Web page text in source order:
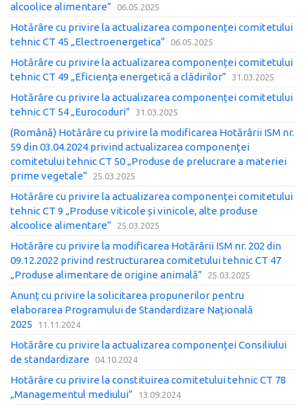
alcoolice alimentare”
06.05.2025
Hotărâre cu privire la actualizarea componenței comitetului
tehnic CT 45 „Electroenergetica”
06.05.2025
Hotărâre cu privire la actualizarea componenței comitetului
tehnic CT 49 „Eficiența energetică a clădirilor”
31.03.2025
Hotărâre cu privire la actualizarea componenței comitetului
tehnic CT 54 „Eurocoduri”
31.03.2025
(Română) Hotărâre cu privire la modificarea Hotărârii ISM nr.
59 din 03.04.2024 privind actualizarea componenței
comitetului tehnic CT 50 „Produse de prelucrare a materiei
prime vegetale”
25.03.2025
Hotărâre cu privire la actualizarea componenței comitetului
tehnic CT 9 „Produse viticole și vinicole, alte produse
alcoolice alimentare”
25.03.2025
Hotărâre cu privire la modificarea Hotărârii ISM nr. 202 din
09.12.2022 privind restructurarea comitetului tehnic CT 47
„Produse alimentare de origine animală”
25.03.2025
Anunț cu privire la solicitarea propunerilor pentru
elaborarea Programului de Standardizare Națională
2025
11.11.2024
Hotărâre cu privire la actualizarea componenței Consiliului
de standardizare
04.10.2024
Hotărâre cu privire la constituirea comitetului tehnic CT 78
„Managementul mediului”
13.09.2024